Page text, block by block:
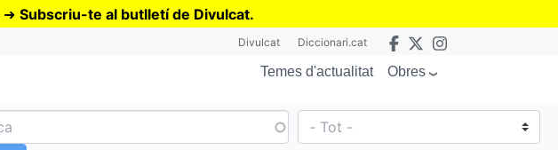
➜ Subscriu-te al butlletí de Divulcat.
Divulcat Diccionari.cat
Temes d'actualitat Obres